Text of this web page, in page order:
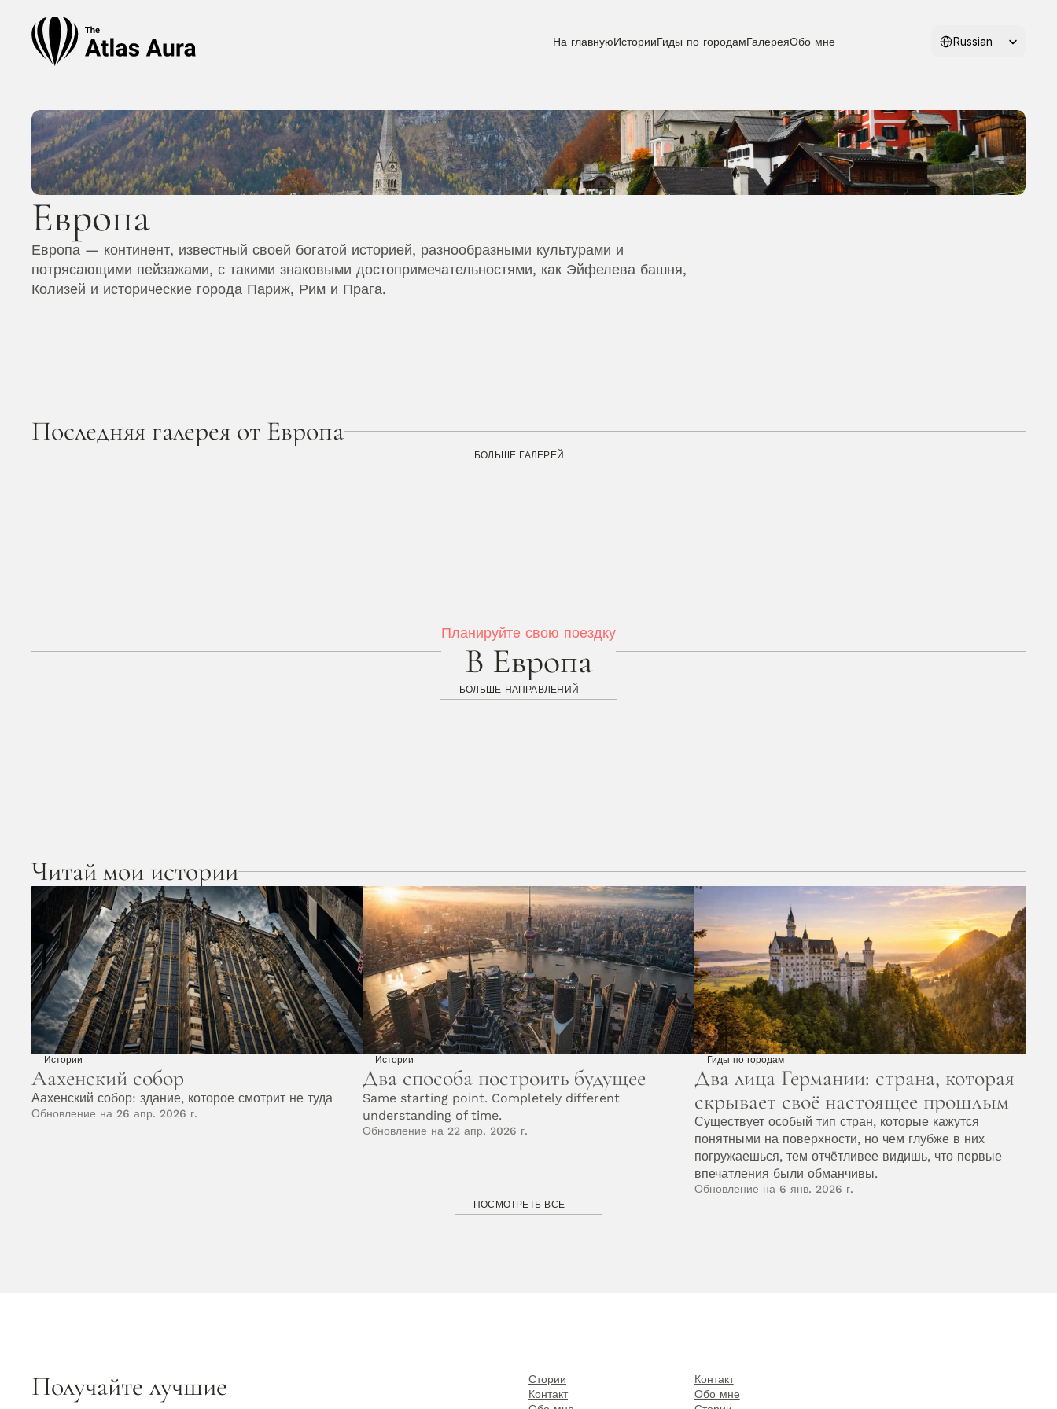
На главную Обо мне
Гиды по городам
Истории Галерея Russian
Европа
Европа — континент, известный своей богатой историей, разнообразными культурами и
потрясающими пейзажами, с такими знаковыми достопримечательностями, как Эйфелева башня,
Колизей и исторические города Париж, Рим и Прага.
Последняя галерея от Европа
БОЛЬШЕ ГАЛЕРЕЙ
Планируйте свою поездку
В Европа
БОЛЬШЕ НАПРАВЛЕНИЙ
Читай мои истории
Истории
Аахенский собор
Аахенский собор: здание, которое смотрит не туда
Обновление на 26 апр. 2026 г.
Истории
Два способа построить будущее
Same starting point. Completely different
understanding of time.
Обновление на 22 апр. 2026 г.
Гиды по городам
Два лица Германии: страна, которая
скрывает своё настоящее прошлым
Существует особый тип стран, которые кажутся
понятными на поверхности, но чем глубже в них
погружаешься, тем отчётливее видишь, что первые
впечатления были обманчивы.
Обновление на 6 янв. 2026 г.
ПОСМОТРЕТЬ ВСЕ
Получайте лучшие
Стории
Контакт
Контакт
Обо мне